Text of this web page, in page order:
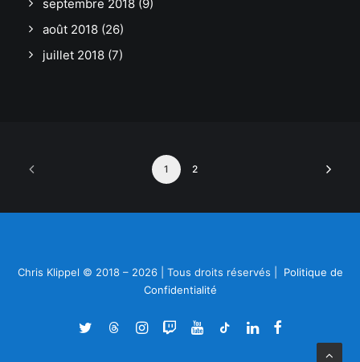
septembre 2018 (9)
août 2018 (26)
juillet 2018 (7)
1 2
Chris Klippel © 2018 – 2026 | Tous droits réservés | Politique de
Confidentialité